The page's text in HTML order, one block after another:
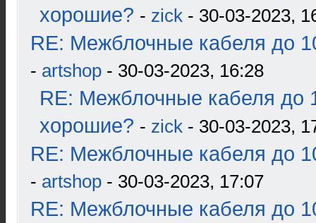
хорошие? - zick - 30-03-2023,
RE: Межблочные кабеля до
- artshop - 30-03-2023, 16:28
RE: Межблочные кабеля до
хорошие? - zick - 30-03-2023,
RE: Межблочные кабеля до
- artshop - 30-03-2023, 17:07
RE: Межблочные кабеля до